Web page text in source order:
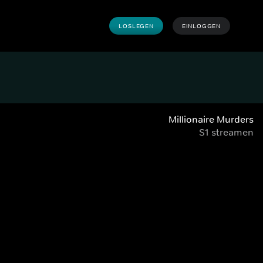
LOSLEGEN EINLOGGEN
Millionaire Murders
S1 streamen